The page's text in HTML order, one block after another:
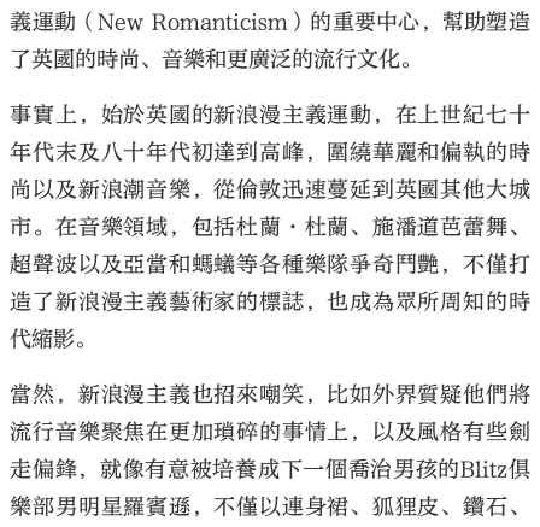
義運動（New Romanticism）的重要中心，幫助塑造
了英國的時尚、音樂和更廣泛的流行文化。
事實上，始於英國的新浪漫主義運動，在上世紀七十
年代末及八十年代初達到高峰，圍繞華麗和偏執的時
尚以及新浪潮音樂，從倫敦迅速蔓延到英國其他大城
市。在音樂領域，包括杜蘭·杜蘭、施潘道芭蕾舞、
超聲波以及亞當和螞蟻等各種樂隊爭奇鬥艷，不僅打
造了新浪漫主義藝術家的標誌，也成為眾所周知的時
代縮影。
當然，新浪漫主義也招來嘲笑，比如外界質疑他們將
流行音樂聚焦在更加瑣碎的事情上，以及風格有些劍
走偏鋒，就像有意被培養成下一個喬治男孩的Blitz俱
樂部男明星羅賓遜，不僅以連身裙、狐狸皮、鑽石、